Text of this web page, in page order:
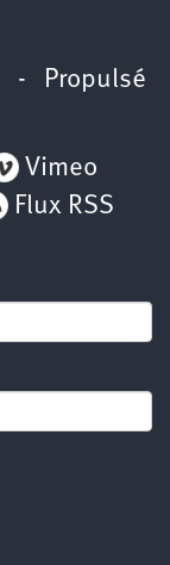
- Propulsé
Vimeo
Flux RSS